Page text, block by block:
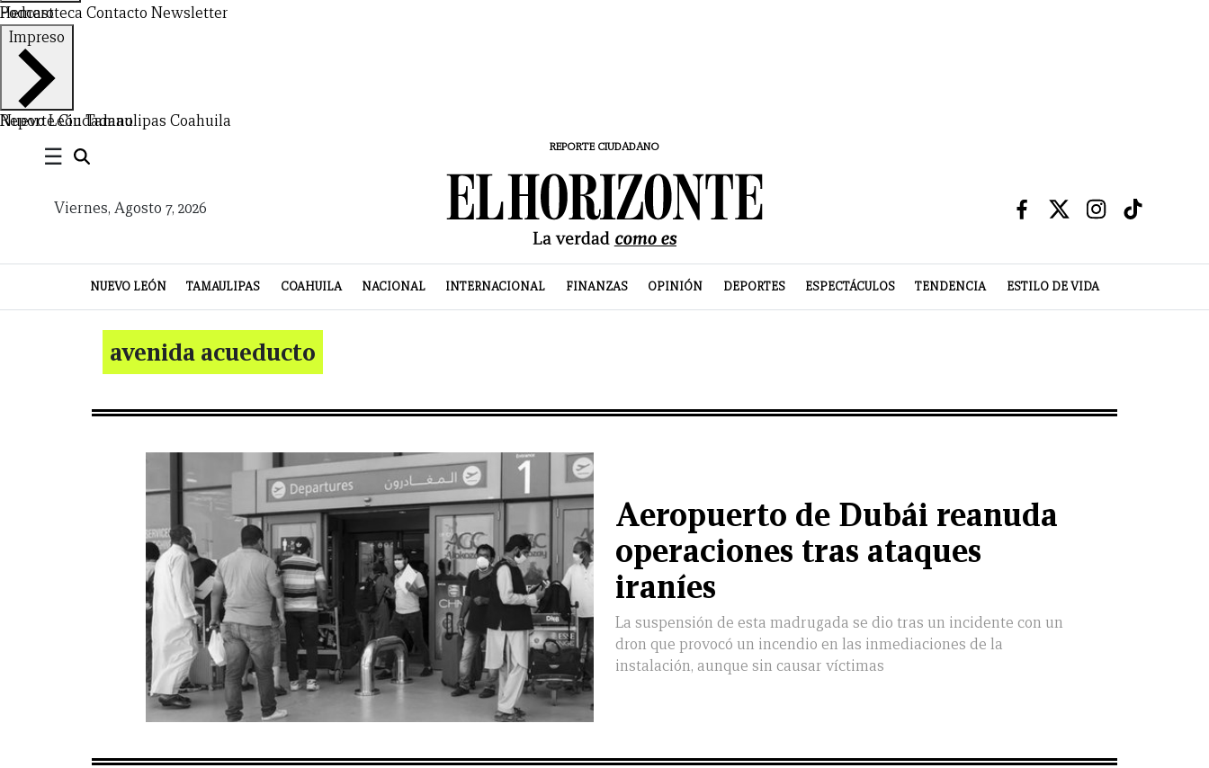
Hemeroteca Contacto Newsletter
Podcast
Impreso
Nuevo LeónTamaulipas Coahuila
Reporte Ciudadano
☰ REPORTE CIUDADANO
Viernes, Agosto 7, 2026
NUEVO LEÓN TAMAULIPAS COAHUILA NACIONAL INTERNACIONAL FINANZAS OPINIÓN DEPORTES ESPECTÁCULOS TENDENCIA ESTILO DE VIDA
VIDA
avenida acueducto
Aeropuerto de Dubái reanuda
operaciones tras ataques
iraníes
La suspensión de esta madrugada se dio tras un incidente con un
dron que provocó un incendio en las inmediaciones de la
instalación, aunque sin causar víctimas